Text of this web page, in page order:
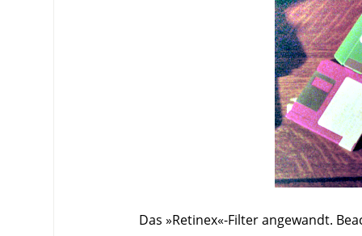
Das »Retinex«-Filter angewandt.